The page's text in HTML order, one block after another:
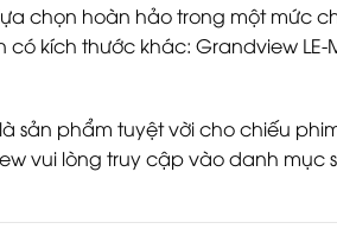
chọn hoàn hảo trong một mức
kích thước khác: Grandview LE-
sản phẩm tuyệt vời cho chiếu
vui lòng truy cập vào danh mục